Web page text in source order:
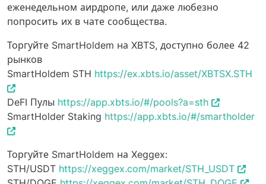
еженедельном аирдропе, или даже любезно
попросить их в чате сообщества.
Торгуйте SmartHoldem на XBTS, доступно более 42
рынков
SmartHoldem STH https://ex.xbts.io/asset/XBTSX.STH
DeFI Пулы https://app.xbts.io/#/pools?a=sth
SmartHolder Staking https://app.xbts.io/#/smartholder
Торгуйте SmartHoldem на Xeggex:
STH/USDT https://xeggex.com/market/STH_USDT